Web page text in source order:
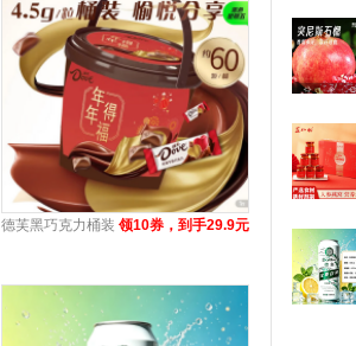
德芙黑巧克力桶装 领10券，到手29.9元